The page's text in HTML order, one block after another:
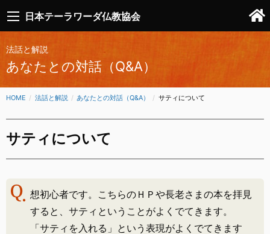
日本テーラワーダ仏教協会
法話と解説
あなたとの対話（Q&A）
HOME 法話と解説 あなたとの対話（Q&A） CURRENT:
サティについて
サティについて
想初心者です。こちらのＨＰや長老さまの本を拝見
すると、サティということがよくでてきます。
「サティを入れる」という表現がよくでてきます